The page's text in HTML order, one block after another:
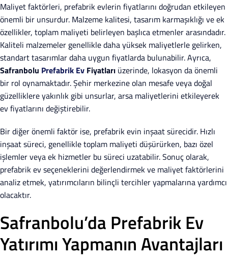
Maliyet faktörleri, prefabrik evlerin fiyatlarını doğrudan etkileyen
önemli bir unsurdur. Malzeme kalitesi, tasarım karmaşıklığı ve ek
özellikler, toplam maliyeti belirleyen başlıca etmenler arasındadır.
Kaliteli malzemeler genellikle daha yüksek maliyetlerle gelirken,
standart tasarımlar daha uygun fiyatlarda bulunabilir. Ayrıca,
Safranbolu Prefabrik Ev Fiyatları üzerinde, lokasyon da önemli
bir rol oynamaktadır. Şehir merkezine olan mesafe veya doğal
güzelliklere yakınlık gibi unsurlar, arsa maliyetlerini etkileyerek
ev fiyatlarını değiştirebilir.
Bir diğer önemli faktör ise, prefabrik evin inşaat sürecidir. Hızlı
inşaat süreci, genellikle toplam maliyeti düşürürken, bazı özel
işlemler veya ek hizmetler bu süreci uzatabilir. Sonuç olarak,
prefabrik ev seçeneklerini değerlendirmek ve maliyet faktörlerini
analiz etmek, yatırımcıların bilinçli tercihler yapmalarına yardımcı
olacaktır.
Safranbolu’da Prefabrik Ev
Yatırımı Yapmanın Avantajları